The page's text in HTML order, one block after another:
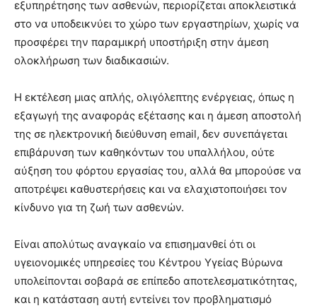
εξυπηρέτησης των ασθενών, περιορίζεται αποκλειστικά
στο να υποδεικνύει το χώρο των εργαστηρίων, χωρίς να
προσφέρει την παραμικρή υποστήριξη στην άμεση
ολοκλήρωση των διαδικασιών.
Η εκτέλεση μιας απλής, ολιγόλεπτης ενέργειας, όπως η
εξαγωγή της αναφοράς εξέτασης και η άμεση αποστολή
της σε ηλεκτρονική διεύθυνση email, δεν συνεπάγεται
επιβάρυνση των καθηκόντων του υπαλλήλου, ούτε
αύξηση του φόρτου εργασίας του, αλλά θα μπορούσε να
αποτρέψει καθυστερήσεις και να ελαχιστοποιήσει τον
κίνδυνο για τη ζωή των ασθενών.
Είναι απολύτως αναγκαίο να επισημανθεί ότι οι
υγειονομικές υπηρεσίες του Κέντρου Υγείας Βύρωνα
υπολείπονται σοβαρά σε επίπεδο αποτελεσματικότητας,
και η κατάσταση αυτή εντείνει τον προβληματισμό